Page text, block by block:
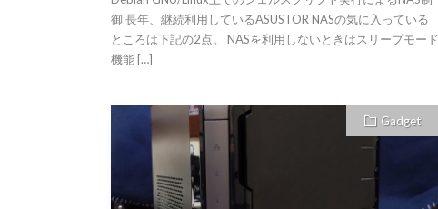
御 長年、継続利用しているASUSTOR NASの気に入っている
ところは下記の2点。 NASを利用しないときはスリープモード
機能 […]
Gadget